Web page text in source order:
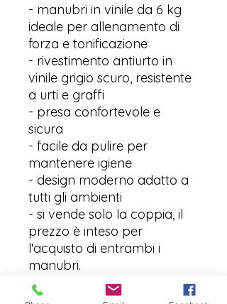
- manubri in vinile da 6 kg
ideale per allenamento di
forza e tonificazione
- rivestimento antiurto in
vinile grigio scuro, resistente
a urti e graffi
- presa confortevole e
sicura
- facile da pulire per
mantenere igiene
- design moderno adatto a
tutti gli ambienti
- si vende solo la coppia, il
prezzo è inteso per
l'acquisto di entrambi i
manubri.
- no spedizione
- no resi